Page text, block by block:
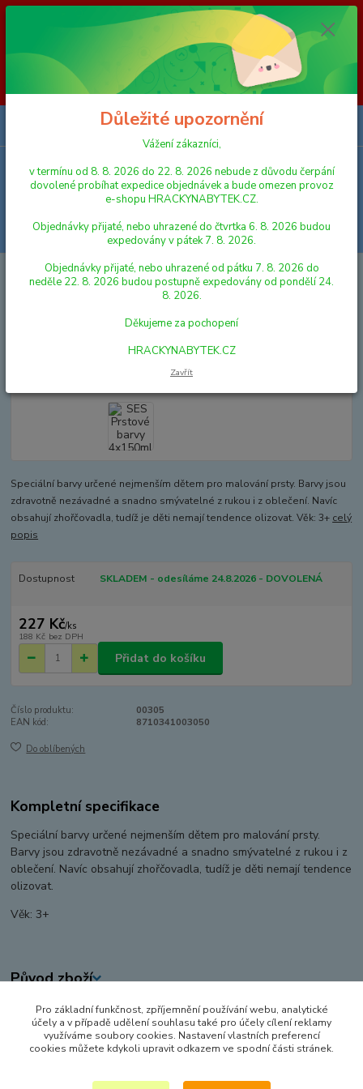
Vážení zákazníci, v termínu od 8. 8. 2026 do 23. 8. 2026 nebude z
důvodu čerpání dovolené probíhat expedice objednávek a bude omezen
provoz e-shopu HRACKYNABYTEK.CZ. Objednávky přijaté, nebo
uhrazené do čtvrtka 6. 8. 2026 budou expedovány v pátek 7. 8. 2026.
Objednávky přijaté, nebo uhrazené od pátku 7. 8. 2026 do neděle 23. 8.
2026 budou postupně expedovány od pondělí 24. 8. 2026. Děkujeme za
pochopení HRACKYNABYTEK.CZ
Menu
Hledat
KREATIVNÍ, VÝTVARNÉ A NAUČNÉ SADY MALOVÁNÍ
SES
Prstové barvy 4x150ml
SES Prstové barvy 4x150ml
Speciální barvy určené nejmenším dětem pro malování prsty. Barvy jsou
zdravotně nezávadné a snadno smývatelné z rukou i z oblečení. Navíc
obsahují zhořčovadla, tudíž je děti nemají tendence olizovat. Věk: 3+ celý
popis
Dostupnost SKLADEM - odesíláme 24.8.2026 - DOVOLENÁ
227 Kč/ks
188 Kč bez DPH
Přidat do košíku
Číslo produktu:
00305
EAN kód:
8710341003050
Do oblíbených
Kompletní specifikace
Speciální barvy určené nejmenším dětem pro malování prsty.
Barvy jsou zdravotně nezávadné a snadno smývatelné z rukou i z
oblečení. Navíc obsahují zhořčovadla, tudíž je děti nemají tendence
olizovat.
Věk: 3+
Původ zboží
Zboží zařazeno v kategoriích
KREATIVNÍ, VÝTVARNÉ A NAUČNÉ SADY
Důležité upozornění
Vážení zákazníci,
v termínu od 8. 8. 2026 do 22. 8. 2026 nebude z důvodu čerpání
dovolené probíhat expedice objednávek a bude omezen provoz
e-shopu HRACKYNABYTEK.CZ.
Objednávky přijaté, nebo uhrazené do čtvrtka 6. 8. 2026 budou
expedovány v pátek 7. 8. 2026.
Objednávky přijaté, nebo uhrazené od pátku 7. 8. 2026 do
neděle 22. 8. 2026 budou postupně expedovány od pondělí 24.
8. 2026.
Děkujeme za pochopení
HRACKYNABYTEK.CZ
Zavřít
Pro základní funkčnost, zpříjemnění používání webu, analytické
účely a v případě udělení souhlasu také pro účely cílení reklamy
využíváme soubory cookies. Nastavení vlastních preferencí
cookies můžete kdykoli upravit odkazem ve spodní části stránek.